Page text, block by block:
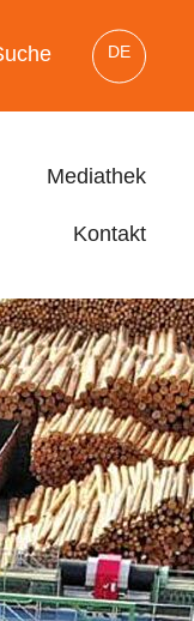
DE
Mediathek
Kontakt